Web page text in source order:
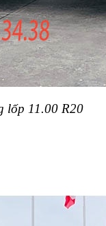
lốp 11.00 R20